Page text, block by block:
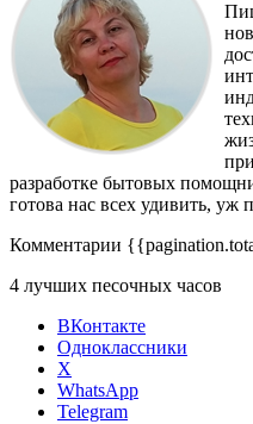
разработке бытовых
готова нас всех удивить, уж
Комментарии
4 лучших песочных часов
ВКонтакте
Одноклассники
X
WhatsApp
Telegram